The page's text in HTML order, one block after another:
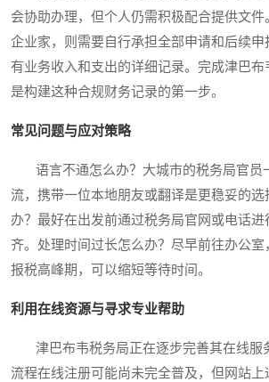
会协助办理，但个人仍需积极配合提供文
企业家，则需要自行承担全部申请和后续
有业务收入和支出的详细记录。完成津巴布
是构建这种合规财务记录的第一步。
常见问题与应对策略
语言不通怎么办？大城市的税务局官员
流，携带一位本地朋友或翻译是更稳妥的选
办？最好在出发前通过税务局官网或电话
齐。处理时间过长怎么办？尽早前往办公
报税高峰期，可以缩短等待时间。
利用在线资源与寻求专业帮助
津巴布韦税务局正在逐步完善其在线服
流程在线注册可能尚未完全普及，但网站上